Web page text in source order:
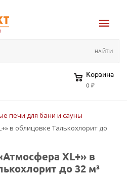
Корзина
0 ₽
печи для бани и сауны
в облицовке Талькохлорит до
XL+» в
до 32 м³